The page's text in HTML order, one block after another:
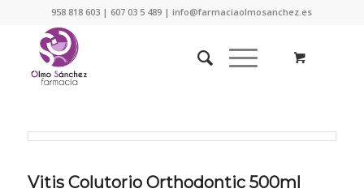
958 818 603 | 607 03 5 489 | info@farmaciaolmosanchez.es
Vitis Colutorio Orthodontic 500ml